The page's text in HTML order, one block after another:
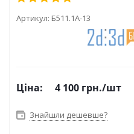
Артикул: Б511.1А-13
Ціна: 4 100 грн./шт
Знайшли дешевше?